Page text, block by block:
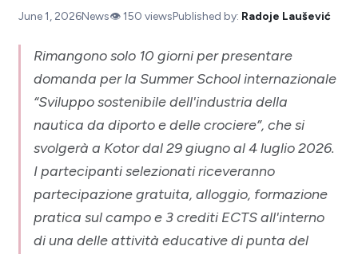
June 1, 2026News👁️150 viewsPublished by: Radoje Laušević
Rimangono solo 10 giorni per presentare
domanda per la Summer School internazionale
“Sviluppo sostenibile dell'industria della
nautica da diporto e delle crociere”, che si
svolgerà a Kotor dal 29 giugno al 4 luglio 2026.
I partecipanti selezionati riceveranno
partecipazione gratuita, alloggio, formazione
pratica sul campo e 3 crediti ECTS all'interno
di una delle attività educative di punta del